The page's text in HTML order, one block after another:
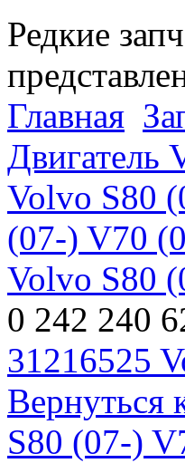
Редкие
Главная
Двигатель
Volvo S80
(07-) V70
Volvo S80
0 242 240
31216525
Вернуться
S80 (07-)